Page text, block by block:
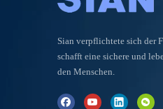
Sian verpflichtete sich der
schafft eine sichere und
den Menschen.